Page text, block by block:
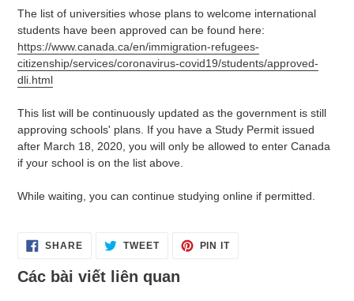
The list of universities whose plans to welcome international
students have been approved can be found here:
https://www.canada.ca/en/immigration-refugees-
citizenship/services/coronavirus-covid19/students/approved-
dli.html
This list will be continuously updated as the government is still
approving schools' plans. If you have a Study Permit issued
after March 18, 2020, you will only be allowed to enter Canada
if your school is on the list above.
While waiting, you can continue studying online if permitted.
SHARESHARE
ON
TWEETTWEET PIN ITPIN
Các bài viết liên quan